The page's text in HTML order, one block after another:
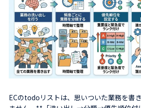
ECのtodoリストは、思いついた業務を書